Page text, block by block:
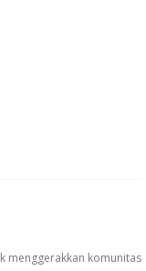
menggerakkan komunitas